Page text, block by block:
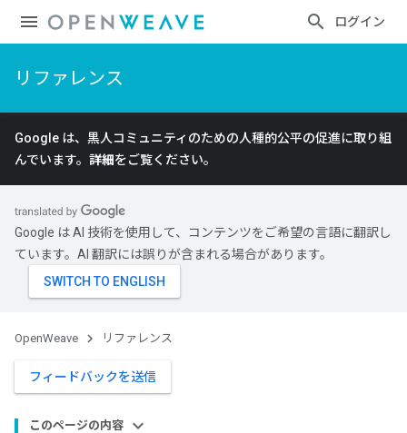
ログイン
リファレンス
Google は、黒人コミュニティのための人種的公平の促進に取り組
んでいます。 詳細をご覧ください。
Google は AI 技術を使用して、コンテンツをご希望の言語に翻訳し
ています。AI 翻訳には誤りが含まれる場合があります。
OpenWeave リファレンス
フィードバックを送信
このページの内容